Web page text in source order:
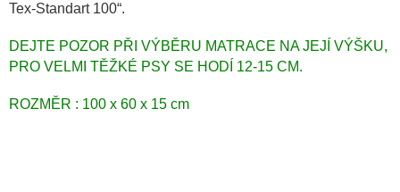
a
(CZK)
Tex-Standart 100“.
DEJTE POZOR PŘI VÝBĚRU MATRACE NA JEJÍ VÝŠKU,
PRO VELMI TĚŽKÉ PSY SE HODÍ 12-15 CM.
ROZMĚR : 100 x 60 x 15 cm